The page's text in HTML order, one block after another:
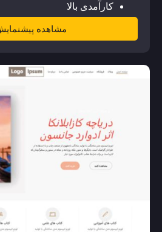
کارآمدی بالا
مشاهده